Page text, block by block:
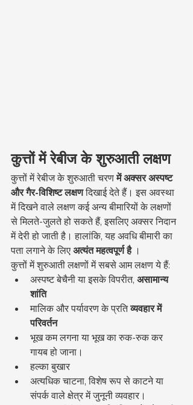
कुत्तों में रेबीज के शुरुआती लक्षण
कुत्तों में रेबीज के शुरुआती चरण में अक्सर अस्पष्ट
और गैर-विशिष्ट लक्षण दिखाई देते हैं। इस अवस्था
में दिखने वाले लक्षण कई अन्य बीमारियों के लक्षणों
से मिलते-जुलते हो सकते हैं, इसलिए अक्सर निदान
में देरी हो जाती है। हालांकि, यह अवधि बीमारी का
पता लगाने के लिए अत्यंत महत्वपूर्ण है ।
कुत्तों में शुरुआती लक्षणों में सबसे आम लक्षण ये हैं:
अस्पष्ट बेचैनी या इसके विपरीत, असामान्य
शांति
मालिक और पर्यावरण के प्रति व्यवहार में
परिवर्तन
भूख कम लगना या भूख का रुक-रुक कर
गायब हो जाना।
हल्का बुखार
अत्यधिक चाटना, विशेष रूप से काटने या
संपर्क वाले क्षेत्र में जुनूनी व्यवहार।